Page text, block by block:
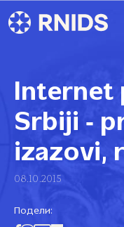
Internet
Srbiji ‑
izazovi,
08.10.2015
Подели: